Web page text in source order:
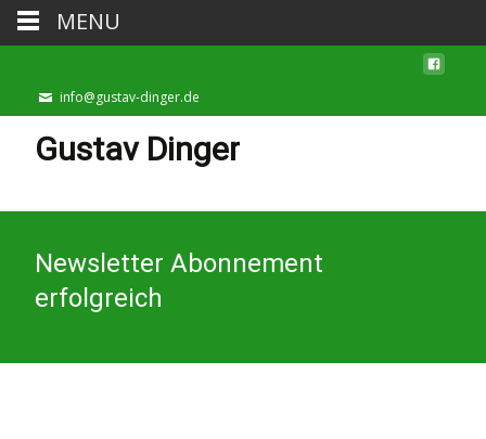
info@gustav-dinger.de
Gustav Dinger
Newsletter Abonnement
erfolgreich
MENU